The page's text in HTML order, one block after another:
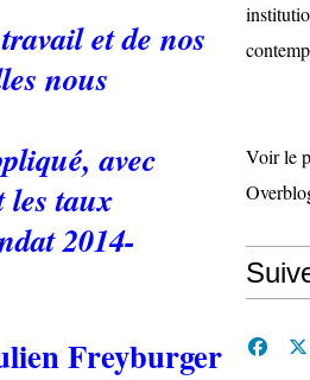
et de nos
nous
avec
les taux
2014-
Freyburger
Voir le